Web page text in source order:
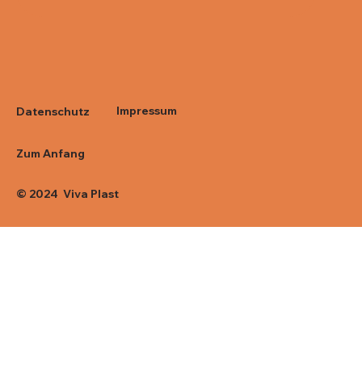
Datenschutz
Zum Anfang
© 2024 Viva Plast
Impressum